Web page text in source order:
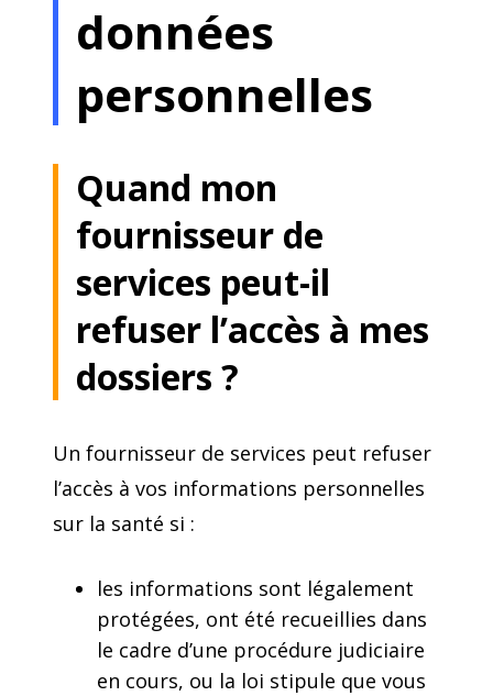
données
personnelles
Quand mon
fournisseur de
services peut-il
refuser l’accès à mes
dossiers ?
Un fournisseur de services peut refuser
l’accès à vos informations personnelles
sur la santé si :
les informations sont légalement
protégées, ont été recueillies dans
le cadre d’une procédure judiciaire
en cours, ou la loi stipule que vous